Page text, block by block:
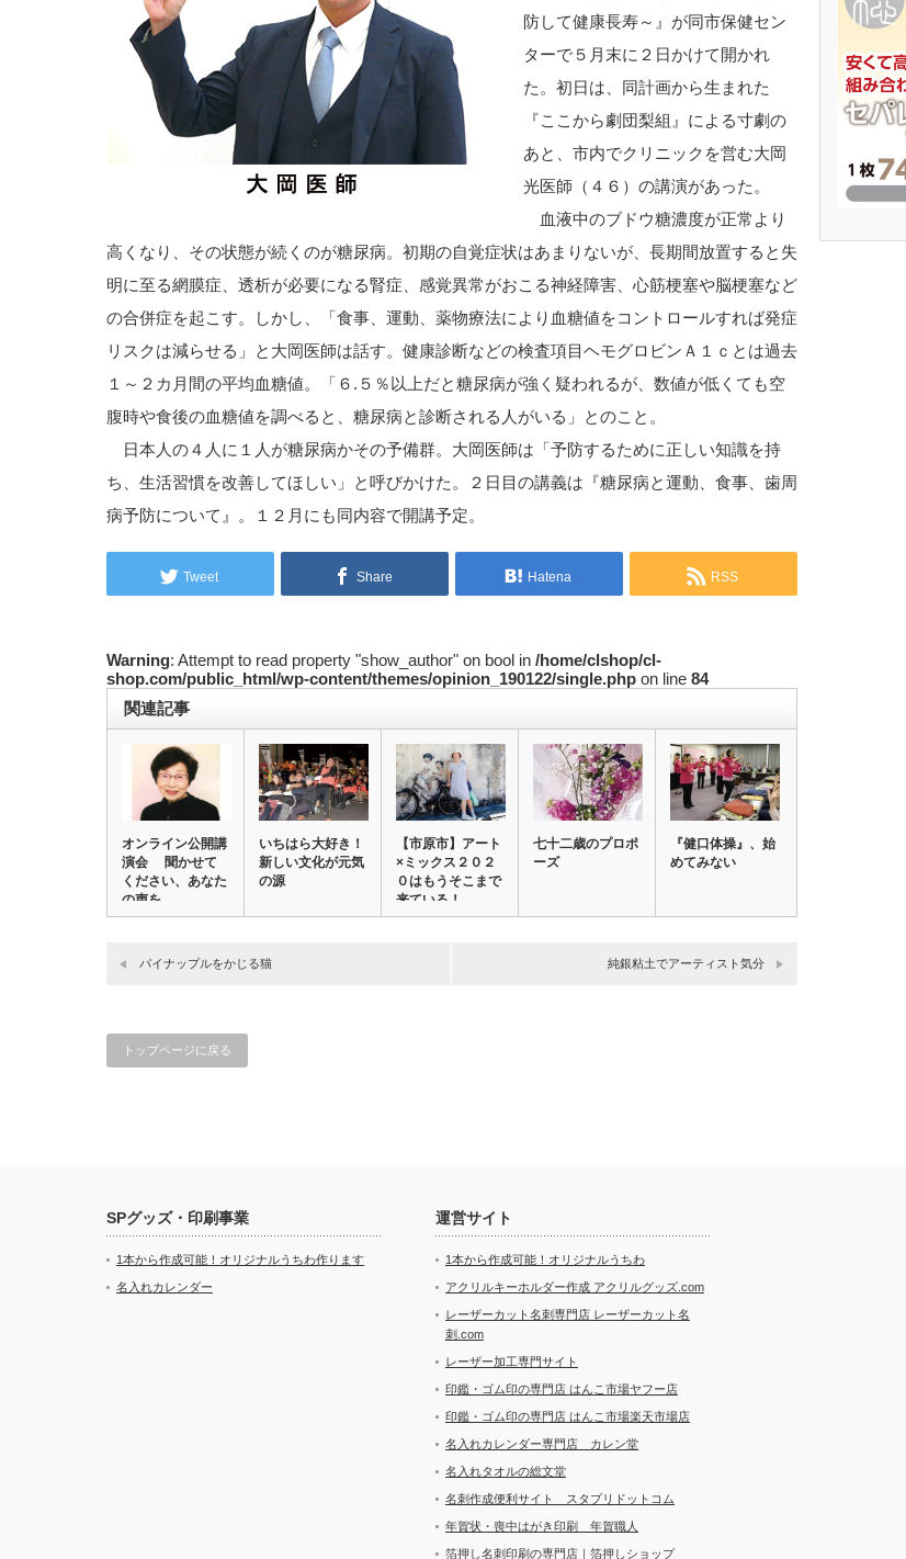
防して健康長寿～』が同市保健セン
ターで５月末に２日かけて開かれ
た。初日は、同計画から生まれた
『ここから劇団梨組』による寸劇の
あと、市内でクリニックを営む大岡
光医師（４６）の講演があった。
血液中のブドウ糖濃度が正常より
高くなり、その状態が続くのが糖尿病。初期の自覚症状はあまりないが、長期間放置すると失
明に至る網膜症、透析が必要になる腎症、感覚異常がおこる神経障害、心筋梗塞や脳梗塞など
の合併症を起こす。しかし、「食事、運動、薬物療法により血糖値をコントロールすれば発症
リスクは減らせる」と大岡医師は話す。健康診断などの検査項目ヘモグロビンＡ１ｃとは過去
１～２カ月間の平均血糖値。「６.５％以上だと糖尿病が強く疑われるが、数値が低くても空
腹時や食後の血糖値を調べると、糖尿病と診断される人がいる」とのこと。
日本人の４人に１人が糖尿病かその予備群。大岡医師は「予防するために正しい知識を持
ち、生活習慣を改善してほしい」と呼びかけた。２日目の講義は『糖尿病と運動、食事、歯周
病予防について』。１２月にも同内容で開講予定。
Tweet Share Hatena RSS
Warning: Attempt to read property "show_author" on bool in /home/clshop/cl-
shop.com/public_html/wp-content/themes/opinion_190122/single.php on line 84
関連記事
オンライン公開講
演会 聞かせて
ください、あなた
の声を
いちはら大好き！
新しい文化が元気
の源
【市原市】アート
×ミックス２０２
０はもうそこまで
来ている！
七十二歳のプロポ
ーズ
『健口体操』、始
めてみない
パイナップルをかじる猫 純銀粘土でアーティスト気分
トップページに戻る
SPグッズ・印刷事業
1本から作成可能！オリジナルうちわ作ります
名入れカレンダー
運営サイト
1本から作成可能！オリジナルうちわ
アクリルキーホルダー作成 アクリルグッズ.com
レーザーカット名刺専門店 レーザーカット名
刺.com
レーザー加工専門サイト
印鑑・ゴム印の専門店 はんこ市場ヤフー店
印鑑・ゴム印の専門店 はんこ市場楽天市場店
名入れカレンダー専門店 カレン堂
名入れタオルの総文堂
名刺作成便利サイト スタプリドットコム
年賀状・喪中はがき印刷 年賀職人
箔押し名刺印刷の専門店｜箔押しショップ